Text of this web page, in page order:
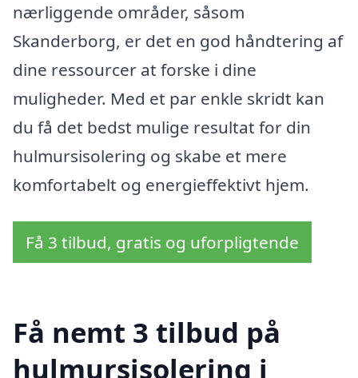
nærliggende områder, såsom
Skanderborg, er det en god håndtering af
dine ressourcer at forske i dine
muligheder. Med et par enkle skridt kan
du få det bedst mulige resultat for din
hulmursisolering og skabe et mere
komfortabelt og energieffektivt hjem.
Få 3 tilbud, gratis og uforpligtende
Få nemt 3 tilbud på
hulmursisolering i